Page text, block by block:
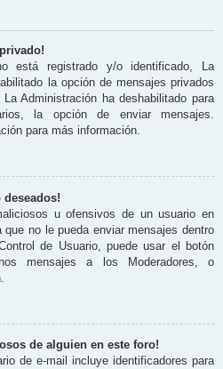
está registrado y/o identificado, La
la opción de mensajes privados
Administración ha deshabilitado para
la opción de enviar mensajes.
para más información.
deseados!
u ofensivos de un usuario en
que no le pueda enviar mensajes dentro
de Usuario, puede usar el botón
mensajes a los Moderadores, o
de alguien en este foro!
de e-mail incluye identificadores para